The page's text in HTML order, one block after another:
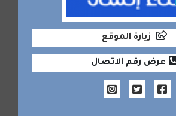
زيارة الموقع
عرض رقم الاتصال